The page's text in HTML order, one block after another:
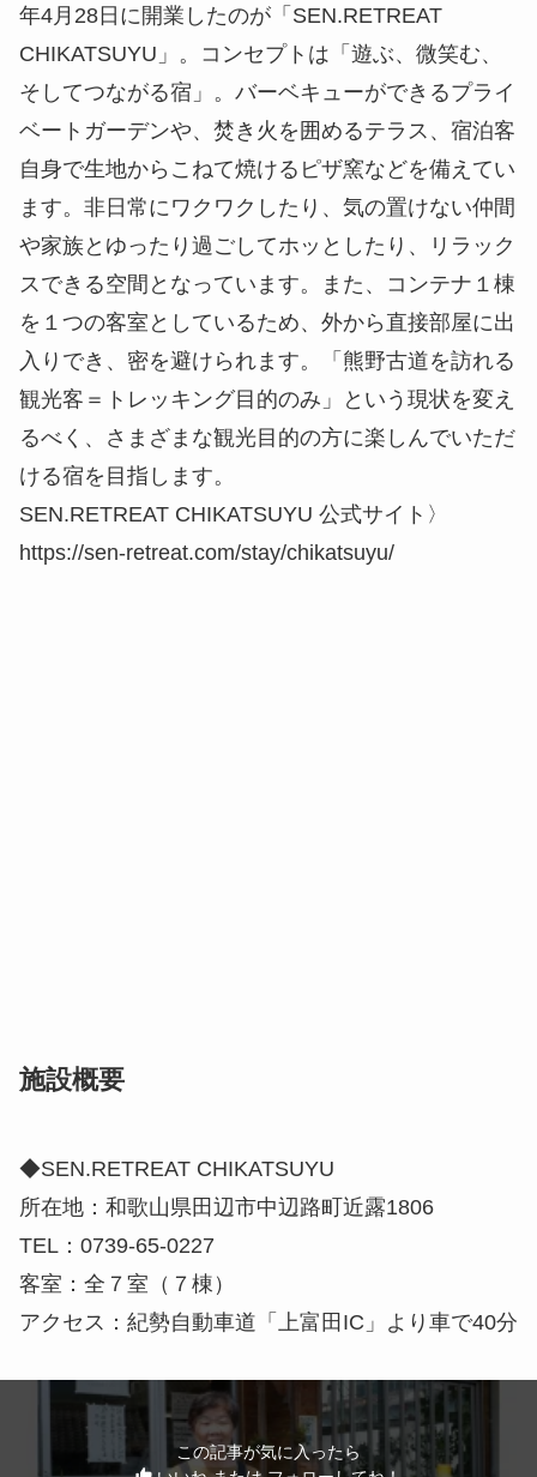
年4月28日に開業したのが「SEN.RETREAT
CHIKATSUYU」。コンセプトは「遊ぶ、微笑む、
そしてつながる宿」。バーベキューができるプライ
ベートガーデンや、焚き火を囲めるテラス、宿泊客
自身で生地からこねて焼けるピザ窯などを備えてい
ます。非日常にワクワクしたり、気の置けない仲間
や家族とゆったり過ごしてホッとしたり、リラック
スできる空間となっています。また、コンテナ１棟
を１つの客室としているため、外から直接部屋に出
入りでき、密を避けられます。「熊野古道を訪れる
観光客＝トレッキング目的のみ」という現状を変え
るべく、さまざまな観光目的の方に楽しんでいただ
ける宿を目指します。
SEN.RETREAT CHIKATSUYU 公式サイト〉
https://sen-retreat.com/stay/chikatsuyu/
施設概要
◆SEN.RETREAT CHIKATSUYU
所在地：和歌山県田辺市中辺路町近露1806
TEL：0739-65-0227
客室：全７室（７棟）
アクセス：紀勢自動車道「上富田IC」より車で40分
この記事が気に入ったら